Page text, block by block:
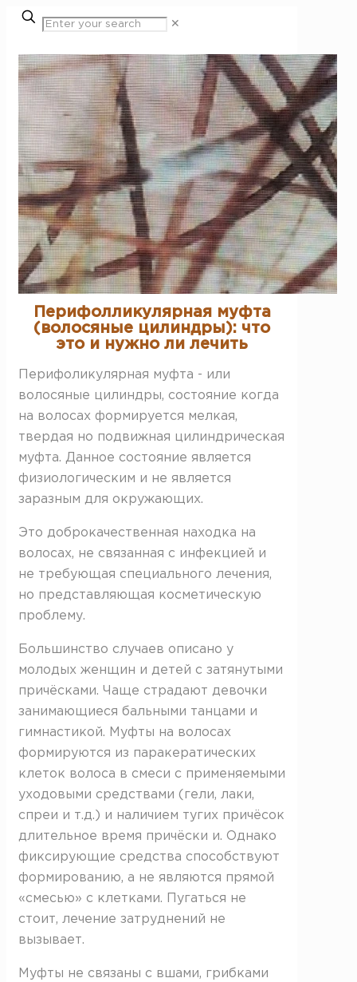
✕
Перифолликулярная муфта
(волосяные цилиндры): что
это и нужно ли лечить
Перифоликулярная муфта - или
волосяные цилиндры, состояние когда
на волосах формируется мелкая,
твердая но подвижная цилиндрическая
муфта. Данное состояние является
физиологическим и не является
заразным для окружающих.
Это доброкачественная находка на
волосах, не связанная с инфекцией и
не требующая специального лечения,
но представляющая косметическую
проблему.
Большинство случаев описано у
молодых женщин и детей с затянутыми
причёсками. Чаще страдают девочки
занимающиеся бальными танцами и
гимнастикой. Муфты на волосах
формируются из паракератических
клеток волоса в смеси с применяемыми
уходовыми средствами (гели, лаки,
спреи и т.д.) и наличием тугих причёсок
длительное время причёски и. Однако
фиксирующие средства способствуют
формированию, а не являются прямой
«смесью» с клетками. Пугаться не
стоит, лечение затруднений не
вызывает.
Муфты не связаны с вшами, грибками